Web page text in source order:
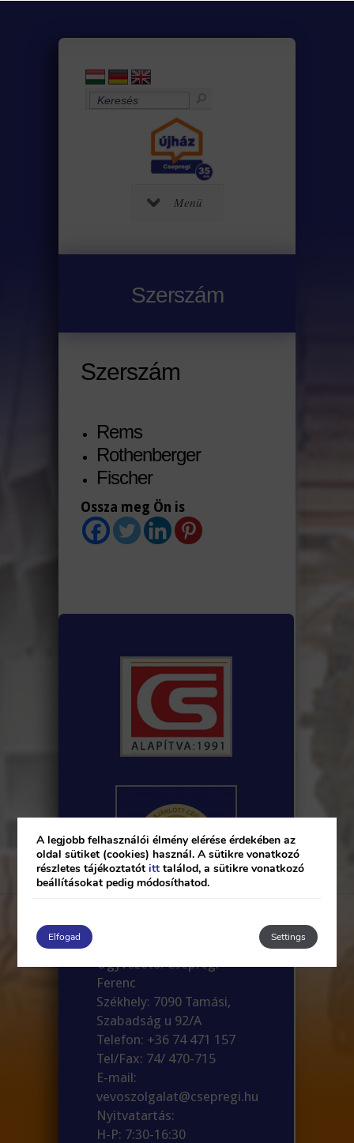
Menü
Szerszám
Szerszám
Rems
Rothenberger
Fischer
Ossza meg Ön is
Ügyvezető: Csepregi
Ferenc
Székhely: 7090 Tamási,
Szabadság u 92/A
Telefon: +36 74 471 157
Tel/Fax: 74/ 470-715
E-mail:
vevoszolgalat@csepregi.hu
Nyitvatartás:
H-P: 7:30-16:30
A legjobb felhasználói élmény elérése érdekében az
oldal sütiket (cookies) használ. A sütikre vonatkozó
részletes tájékoztatótitt találod, a sütikre vonatkozó
beállításokat pedig módosíthatod.
Elfogad Settings